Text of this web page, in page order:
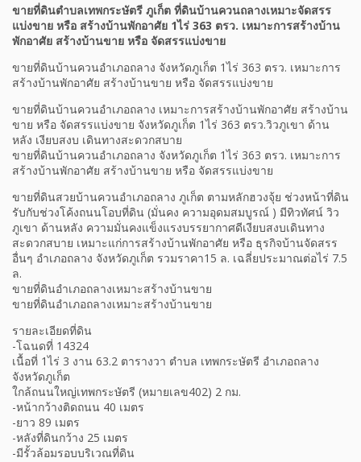
ขายที่ดินตำบลเทพกระษัตรี ภูเก็ต ที่ดินบ้านควนถลางเหมาะจัดสรร
แบ่งขาย หรือ สร้างบ้านพักอาศัย 1ไร่ 363 ตรว. เหมาะการสร้างบ้าน
พักอาศัย สร้างบ้านขาย หรือ จัดสรรแบ่งขาย
ขายที่ดินบ้านควนอำเภอถลาง จังหวัดภูเก็ต 1ไร่ 363 ตรว. เหมาะการ
สร้างบ้านพักอาศัย สร้างบ้านขาย หรือ จัดสรรแบ่งขาย
ขายที่ดินบ้านควนอำเภอถลาง เหมาะการสร้างบ้านพักอาศัย สร้างบ้าน
ขาย หรือ จัดสรรแบ่งขาย จังหวัดภูเก็ต 1ไร่ 363 ตรว.วิวภูเขา ด้าน
หลัง เงียบสงบ เดินทางสะดวกสบาย
ขายที่ดินบ้านควนอำเภอถลาง จังหวัดภูเก็ต 1ไร่ 363 ตรว. เหมาะการ
สร้างบ้านพักอาศัย สร้างบ้านขาย หรือ จัดสรรแบ่งขาย
ขายที่ดินสวยบ้านควนอำเภอถลาง ภูเก็ต ตามหลักฮวงจุ้ย ช่วงหน้าที่ดิน
รับกับช่วงโค้งถนนโอบที่ดิน (มั่นคง ความอุดมสมบูรณ์ ) มีทิวทัศน์ วิว
ภูเขา ด้านหลัง ความมั่นคงแข็งแรงบรรยากาศดีเงียบสงบเดินทาง
สะดวกสบาย เหมาะแก่การสร้างบ้านพักอาศัย หรือ ธุรกิจบ้านจัดสรร
อื่นๆ อำเภอถลาง จังหวัดภูเก็ต รวมราคา15 ล. เฉลี่ยประมาณต่อไร่ 7.5
ล.
ขายที่ดินอำเภอถลางเหมาะสร้างบ้านขาย
ขายที่ดินอำเภอถลางเหมาะสร้างบ้านขาย
รายละเอียดที่ดิน
-โฉนดที่ 14324
เนื้อที่ 1ไร่ 3 งาน 63.2 ตารางวา ตำบล เทพกระษัตรี อำเภอถลาง
จังหวัดภูเก็ต
ใกล้ถนนใหญ่เทพกระษัตรี (หมายเลข402) 2 กม.
-หน้ากว้างติดถนน 40 เมตร
-ยาว 89 เมตร
-หลังที่ดินกว้าง 25 เมตร
-มีรั้วล้อมรอบบริเวณที่ดิน